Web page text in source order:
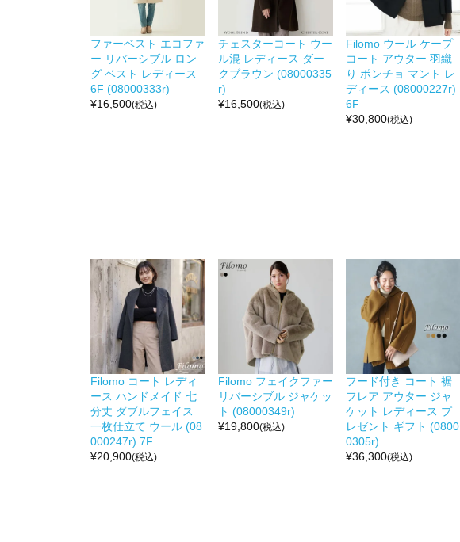
ファーベスト エコファ
ー リバーシブル ロン
グ ベスト レディース
6F (08000333r)
¥16,500(税込)
チェスターコート ウー
ル混 レディース ダー
クブラウン (08000335
r)
¥16,500(税込)
Filomo ウール ケープ
コート アウター 羽織
り ポンチョ マント レ
ディース (08000227r)
6F
¥30,800(税込)
Filomo コート レディ
ース ハンドメイド 七
分丈 ダブルフェイス
一枚仕立て ウール (08
000247r) 7F
¥20,900(税込)
Filomo フェイクファー
リバーシブル ジャケッ
ト (08000349r)
¥19,800(税込)
フード付き コート 裾
フレア アウター ジャ
ケット レディース プ
レゼント ギフト (0800
0305r)
¥36,300(税込)